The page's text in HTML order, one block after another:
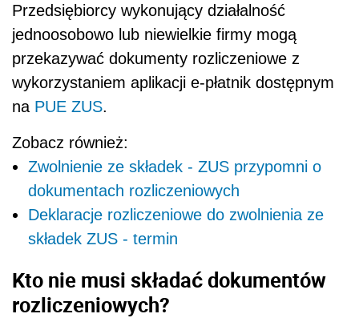
Przedsiębiorcy wykonujący działalność
jednoosobowo lub niewielkie firmy mogą
przekazywać dokumenty rozliczeniowe z
wykorzystaniem aplikacji e-płatnik dostępnym
na PUE ZUS.
Zobacz również:
Zwolnienie ze składek - ZUS przypomni o
dokumentach rozliczeniowych
Deklaracje rozliczeniowe do zwolnienia ze
składek ZUS - termin
Kto nie musi składać dokumentów
rozliczeniowych?